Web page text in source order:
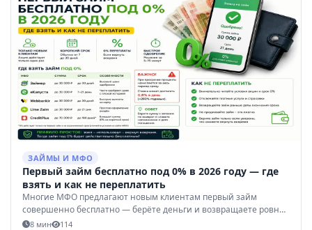
ЗАЙМЫ И МФО
Первый займ бесплатно под 0% в 2026 году — где
взять и как не переплатить
Многие МФО предлагают новым клиентам первый займ
совершенно бесплатно — берёте деньги и возвращаете ровно
столько, сколько взяли. Разбираем топ-3 МФО с лучшими
8 мин 114